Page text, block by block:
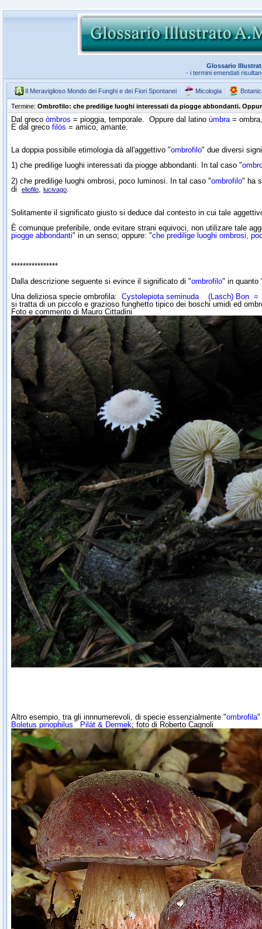
Glossario
- i termini emendati
Il Meraviglioso Mondo dei Funghi e dei Fiori Spontanei Micologia
Termine: Ombrofilo: che predilige luoghi interessati da piogge abbondanti.
Dal greco òmbros = pioggia, temporale. Oppure dal latino ùmbra=
E dal greco filòs = amico, amante.
La doppia possibile etimologia dà all'aggettivo "ombrofilo" due diversi
1) che predilige luoghi interessati da piogge abbondanti. In tal caso "
2) che predilige luoghi ombrosi, poco luminosi. In tal caso "ombrofilo" ha
di
eliofilo, lucivago.
Solitamente il significato giusto si deduce dal contesto in cui tale
È comunque preferibile, onde evitare strani equivoci, non utilizare tale
piogge abbondanti" in un senso; oppure: "che predilige luoghi ombrosi,
****************
Dalla descrizione seguente si evince il significato di "ombrofilo" in quanto
Una deliziosa specie ombrofila: Cystolepiota seminuda (Lasch) Bon
si tratta di un piccolo e grazioso funghetto tipico dei boschi umidi ed
Foto e commento di Mauro Cittadini
Altro esempio, tra gli innnumerevoli, di specie essenzialmente "ombrofila"
Boletus pinophilus
Pilát & Dermek; foto di Roberto Cagnoli